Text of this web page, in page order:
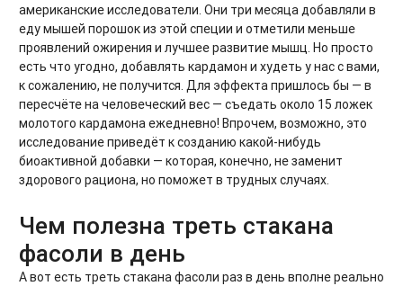
американские исследователи. Они три месяца добавляли в
еду мышей порошок из этой специи и отметили меньше
проявлений ожирения и лучшее развитие мышц. Но просто
есть что угодно, добавлять кардамон и худеть у нас с вами,
к сожалению, не получится. Для эффекта пришлось бы — в
пересчёте на человеческий вес — съедать около 15 ложек
молотого кардамона ежедневно! Впрочем, возможно, это
исследование приведёт к созданию какой-нибудь
биоактивной добавки — которая, конечно, не заменит
здорового рациона, но поможет в трудных случаях.
Чем полезна треть стакана
фасоли в день
А вот есть треть стакана фасоли раз в день вполне реально